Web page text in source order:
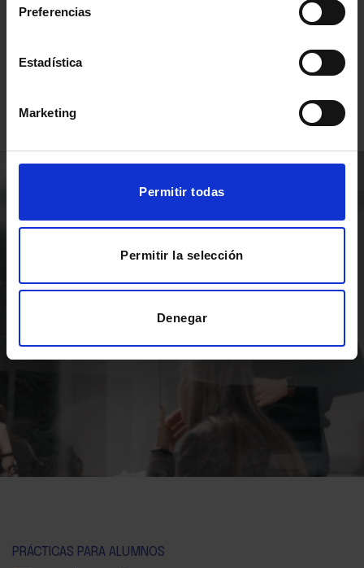
Preferencias
Estadística
Marketing
Permitir todas
Permitir la selección
Denegar
PRÁCTICAS PARA ALUMNOS